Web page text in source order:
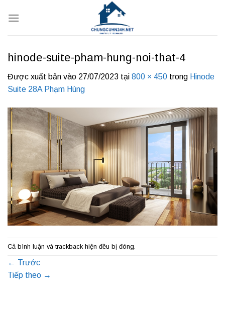
qua
hinode-suite-pham-hung-noi-that-4
Được xuất bản vào 27/07/2023 tại 800 × 450 trong Hinode
Suite 28A Phạm Hùng
Cả bình luận và trackback hiện đều bị đóng.
← Trước
Tiếp theo →